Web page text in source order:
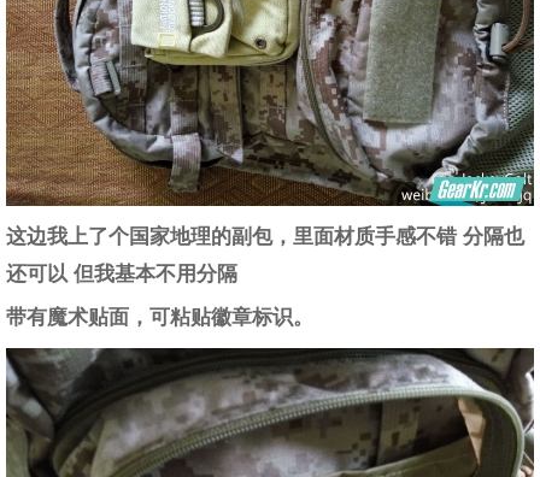
这边我上了个国家地理的副包，里面材质手感不错 分隔也
还可以 但我基本不用分隔
带有魔术贴面，可粘贴徽章标识。